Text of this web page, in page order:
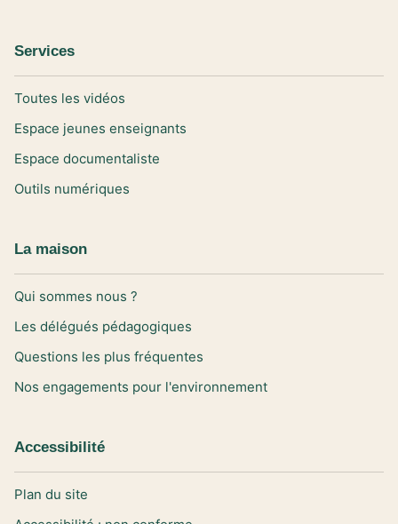
Services
Toutes les vidéos
Espace jeunes enseignants
Espace documentaliste
Outils numériques
La maison
Qui sommes nous ?
Les délégués pédagogiques
Questions les plus fréquentes
Nos engagements pour l'environnement
Accessibilité
Plan du site